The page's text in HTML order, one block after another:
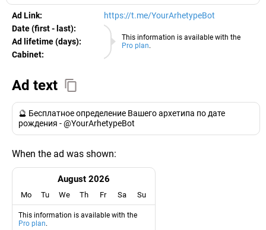
Ad Link: https://t.me/YourArhetypeBot
This information is available with the
Pro plan.
Date (first - last):
06.08.2026
Ad lifetime (days):
Cabinet:
EURO
Ad text
🔮 Бесплатное определение Вашего архетипа по дате
рождения - @YourArhetypeBot
When the ad was shown:
August 2026
Mo Tu We Th Fr Sa Su
This information is available with the
Pro plan.